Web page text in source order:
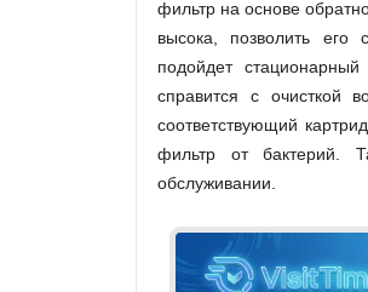
фильтр на основе
высока, позволить
подойдет
справится с очисткой
соответствующий
фильтр от бактерий.
обслуживании.